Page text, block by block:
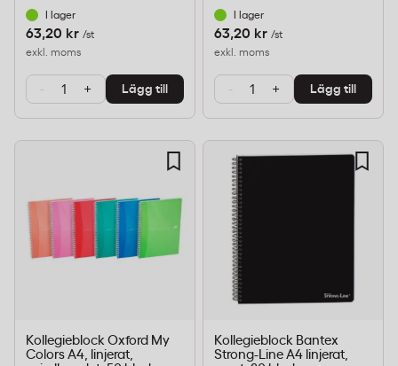
I lager
63,20 kr /st
exkl. moms
- + Lägg till
I lager
63,20 kr /st
exkl. moms
- + Lägg till
Kollegieblock Oxford My
Colors A4, linjerat,
Kollegieblock Bantex
Strong-Line A4 linjerat,